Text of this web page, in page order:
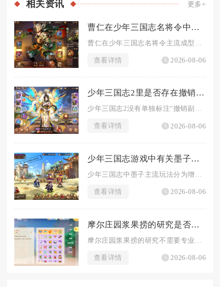
相关资讯 更多+
曹仁在少年三国志名将令中的阵容怎么安排
查看详情 2026-08-06
少年三国志2里是否存在撤销副将的选项
少年三国志2没有单独标注“撤销副将”的独立功能按钮，无法一键...
查看详情 2026-08-06
少年三国志游戏中有关墨子的玩法有哪些
查看详情 2026-08-06
摩尔庄园浆果捞的研究是否需要专业知识
查看详情 2026-08-06